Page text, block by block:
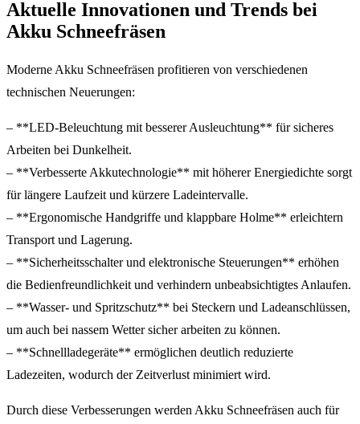
Aktuelle Innovationen und Trends bei
Akku Schneefräsen
Moderne Akku Schneefräsen profitieren von verschiedenen
technischen Neuerungen:
– **LED-Beleuchtung mit besserer Ausleuchtung** für sicheres
Arbeiten bei Dunkelheit.
– **Verbesserte Akkutechnologie** mit höherer Energiedichte sorgt
für längere Laufzeit und kürzere Ladeintervalle.
– **Ergonomische Handgriffe und klappbare Holme** erleichtern
Transport und Lagerung.
– **Sicherheitsschalter und elektronische Steuerungen** erhöhen
die Bedienfreundlichkeit und verhindern unbeabsichtigtes Anlaufen.
– **Wasser- und Spritzschutz** bei Steckern und Ladeanschlüssen,
um auch bei nassem Wetter sicher arbeiten zu können.
– **Schnellladegeräte** ermöglichen deutlich reduzierte
Ladezeiten, wodurch der Zeitverlust minimiert wird.
Durch diese Verbesserungen werden Akku Schneefräsen auch für